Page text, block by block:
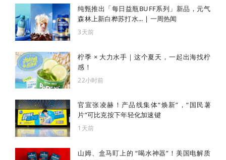
纯甄推出「每日益瓶BUFF系列」新品，元气
森林上新白桦苏打水... | 一周热闻
3天前
柠季 × 大力水手｜这个夏天，一起出海找柠
感！
22小时前
官宣张凌赫！产品线集体“焕新”，“国民薯
片”可比克按下年轻化加速键
1天前
山姆、盒马盯上的 “喝水神器”！美国电解质